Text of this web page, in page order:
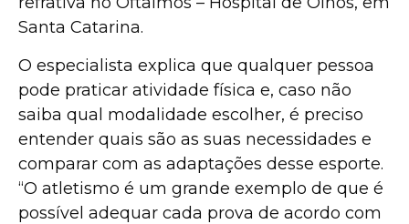
Santa Catarina.
O especialista explica que qualquer pessoa
pode praticar atividade física e, caso não
saiba qual modalidade escolher, é preciso
entender quais são as suas necessidades e
comparar com as adaptações desse esporte.
“O atletismo é um grande exemplo de que é
possível adequar cada prova de acordo com